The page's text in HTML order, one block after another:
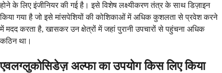
होने के लिए इंजीनियर की गई है। इसे विशेष लक्ष्यीकरण तंत्र के साथ डिज़ाइन
किया गया है जो इसे मांसपेशियों की कोशिकाओं में अधिक कुशलता से प्रवेश करने
में मदद करता है, खासकर उन क्षेत्रों में जहां पुरानी उपचारों से पहुंचना अधिक
कठिन था।
एवलग्लुकोसिडेज़ अल्फा का उपयोग किस लिए किया